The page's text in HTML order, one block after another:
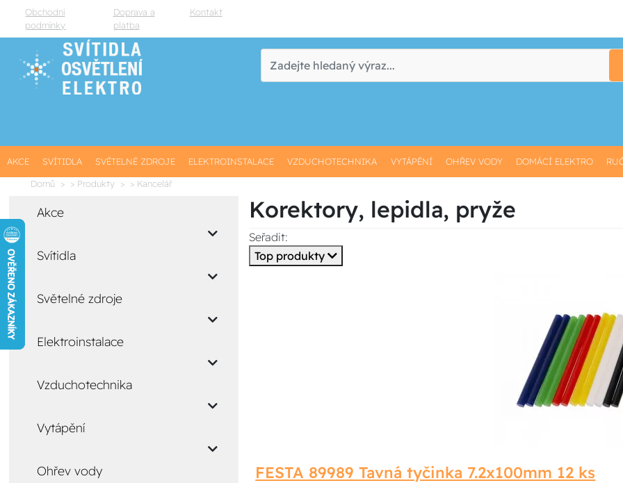
Obchodní
podmínky
Doprava a
platba
Kontakt
AKCE SVÍTIDLA SVĚTELNÉ ZDROJE ELEKTROINSTALACE VZDUCHOTECHNIKA VYTÁPĚNÍ OHŘEV VODY DOMÁCÍ ELEKTRO
Domů > Produkty > Kancelář
Akce
Svítidla
Světelné zdroje
Elektroinstalace
Vzduchotechnika
Vytápění
Ohřev vody
Korektory, lepidla, pryže
Seřadit:
Top produkty
FESTA 89989 Tavná tyčinka 7.2x100mm 12 ks